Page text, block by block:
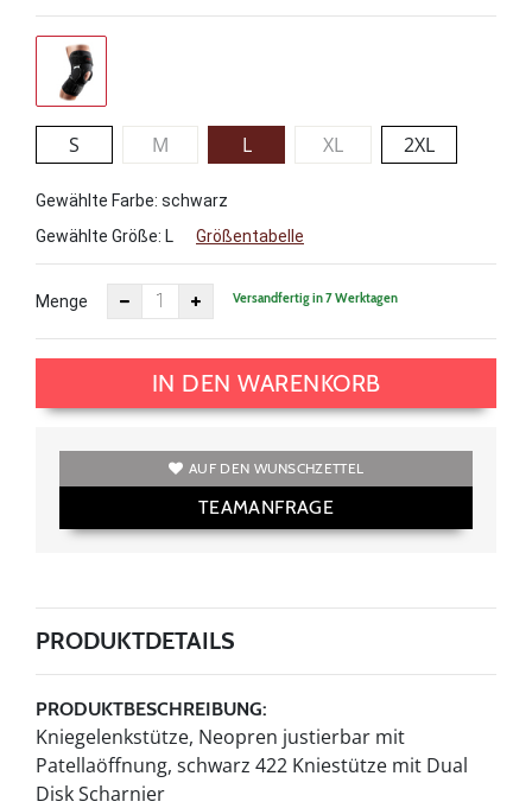
S M L XL 2XL
Gewählte Farbe: schwarz
Gewählte Größe: L Größentabelle
Menge Versandfertig in 7 Werktagen
IN DEN WARENKORB
AUF DEN WUNSCHZETTEL
TEAMANFRAGE
PRODUKTDETAILS
PRODUKTBESCHREIBUNG:
Kniegelenkstütze, Neopren justierbar mit
Patellaöffnung, schwarz 422 Kniestütze mit Dual
Disk Scharnier